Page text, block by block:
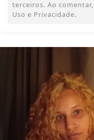
terceiros. Ao
Uso e Privacidade.